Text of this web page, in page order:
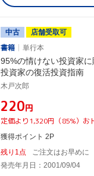
中古
店舗受取可
書籍
単行本
95%の情けない投資家
投資家の復活投資指南
木戸次郎
¥220円
定価より1,320円（85%）お
獲得ポイント 2P
残り1点
ご注文はお早めに
発売年月日：2001/09/04